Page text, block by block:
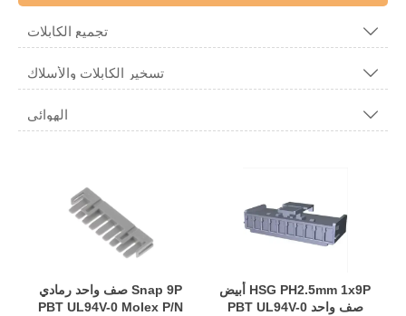
تجميع الكابلات 
تسخير الكابلات والأسلاك 
الهوائي 
Snap 9P صف واحد رمادي
PBT UL94V-0 Molex P/N
HSG PH2.5mm 1x9P أبيض
صف واحد PBT UL94V-0